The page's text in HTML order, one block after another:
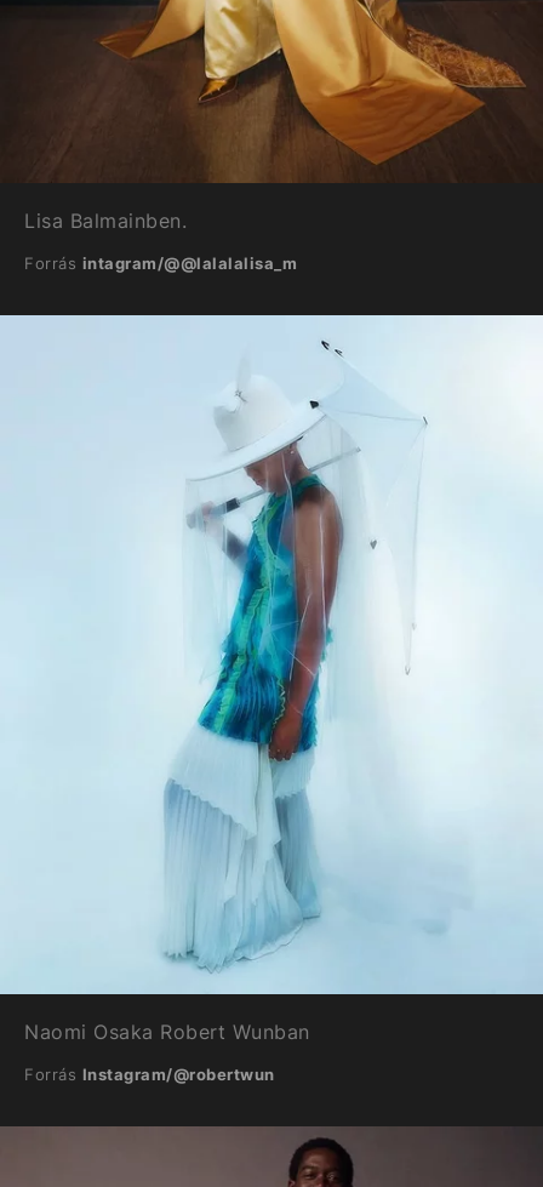
Lisa Balmainben.
Forrás intagram/@@lalalalisa_m
Naomi Osaka Robert Wunban
Forrás Instagram/@robertwun